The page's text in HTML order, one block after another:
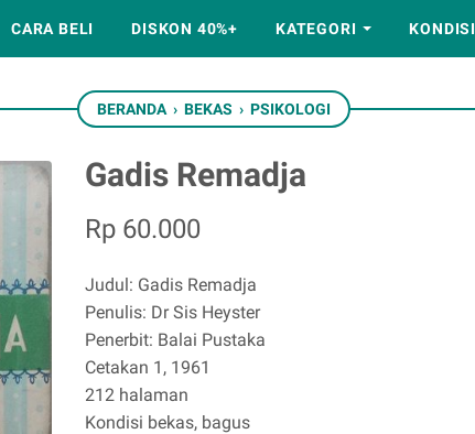
CARA BELI DISKON 40%+ KATEGORI KONDISI
BERANDA › BEKAS › PSIKOLOGI
Gadis Remadja
Rp 60.000
Judul: Gadis Remadja
Penulis: Dr Sis Heyster
Penerbit: Balai Pustaka
Cetakan 1, 1961
212 halaman
Kondisi bekas, bagus